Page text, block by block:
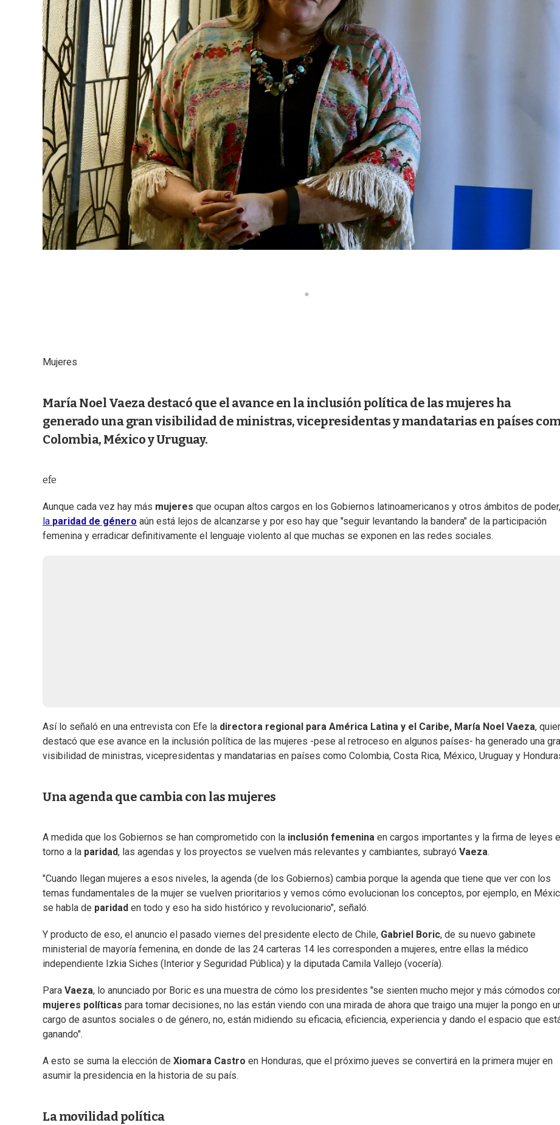
Mujeres
María Noel Vaeza destacó que el avance en la inclusión política de las mujeres ha
generado una gran visibilidad de ministras, vicepresidentas y mandatarias en países
Colombia, México y Uruguay.
efe
Aunque cada vez hay más mujeres que ocupan altos cargos en los Gobiernos latinoamericanos y otros ámbitos de poder,
la paridad de género aún está lejos de alcanzarse y por eso hay que "seguir levantando la bandera" de la participación
femenina y erradicar definitivamente el lenguaje violento al que muchas se exponen en las redes sociales.
Así lo señaló en una entrevista con Efe la directora regional para América Latina y el Caribe, María Noel Vaeza,
destacó que ese avance en la inclusión política de las mujeres -pese al retroceso en algunos países- ha generado una
visibilidad de ministras, vicepresidentas y mandatarias en países como Colombia, Costa Rica, México, Uruguay y
Una agenda que cambia con las mujeres
A medida que los Gobiernos se han comprometido con la inclusión femenina en cargos importantes y la firma de leyes
torno a la paridad, las agendas y los proyectos se vuelven más relevantes y cambiantes, subrayó Vaeza.
"Cuando llegan mujeres a esos niveles, la agenda (de los Gobiernos) cambia porque la agenda que tiene que ver con los
temas fundamentales de la mujer se vuelven prioritarios y vemos cómo evolucionan los conceptos, por ejemplo, en
se habla de paridad en todo y eso ha sido histórico y revolucionario", señaló.
Y producto de eso, el anuncio el pasado viernes del presidente electo de Chile, Gabriel Boric, de su nuevo gabinete
ministerial de mayoría femenina, en donde de las 24 carteras 14 les corresponden a mujeres, entre ellas la médico
independiente Izkia Siches (Interior y Seguridad Pública) y la diputada Camila Vallejo (vocería).
Para Vaeza, lo anunciado por Boric es una muestra de cómo los presidentes "se sienten mucho mejor y más cómodos
mujeres políticas para tomar decisiones, no las están viendo con una mirada de ahora que traigo una mujer la pongo en
cargo de asuntos sociales o de género, no, están midiendo su eficacia, eficiencia, experiencia y dando el espacio que
ganando".
A esto se suma la elección de Xiomara Castro en Honduras, que el próximo jueves se convertirá en la primera mujer en
asumir la presidencia en la historia de su país.
La movilidad política